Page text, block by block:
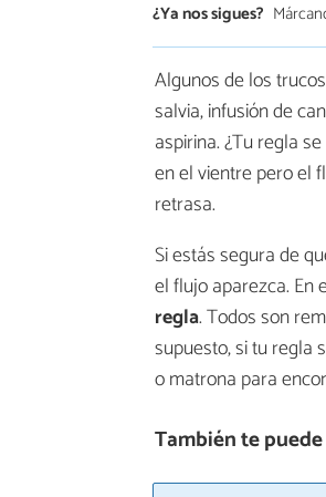
¿Ya nos sigues?
Algunos de los
salvia, infusión de
aspirina. ¿Tu regla
en el vientre pero el
retrasa.
Si estás segura de
el flujo aparezca. En
regla. Todos son
supuesto, si tu regla
o matrona para
También te